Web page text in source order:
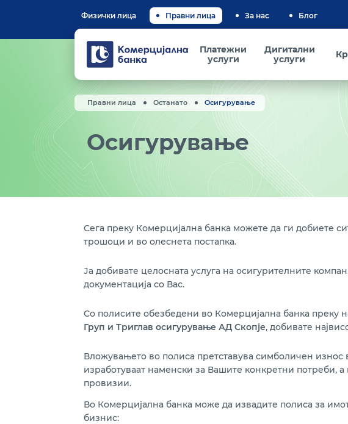
Физички лица Правни лица За нас Блог
Комерцијална
банка
Платежни
услуги
Дигитални
услуги
Правни лица Останато Осигурување
Осигурување
Сега преку Комерцијална банка можете да ги добиете
трошоци и во олеснета постапка.
Ја добивате целосната услуга на осигурителните
документација со Вас.
Со полисите обезбедени во Комерцијална банка преку
Груп и Триглав осигурување АД Скопје, добивате
Вложувањето во полиса претставува симболичен
изработуваат наменски за Вашите конкретни потреби,
провизии.
Во Комерцијална банка може да извадите полиса за
бизнис: